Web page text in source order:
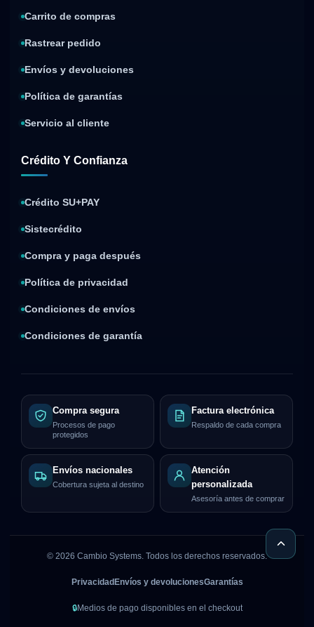
Carrito de compras
Rastrear pedido
Envíos y devoluciones
Política de garantías
Servicio al cliente
Crédito Y Confianza
Crédito SU+PAY
Sistecrédito
Compra y paga después
Política de privacidad
Condiciones de envíos
Condiciones de garantía
Compra segura
Procesos de pago
protegidos
Factura electrónica
Respaldo de cada compra
Envíos nacionales
Cobertura sujeta al destino
Atención
personalizada
Asesoría antes de comprar
© 2026 Cambio Systems. Todos los derechos reservados.
Privacidad Envíos y devolucionesGarantías
🔒Medios de pago disponibles en el checkout